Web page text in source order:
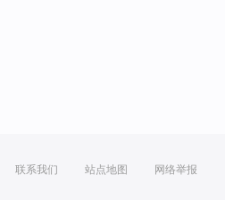
联系我们 站点地图 网络举报